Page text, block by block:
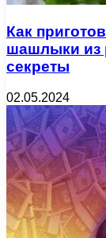
Как
шашлыки из
секреты
02.05.2024